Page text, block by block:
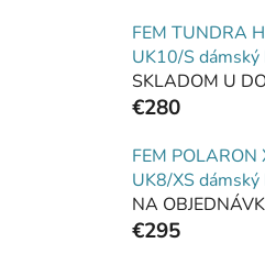
FEM TUNDRA
UK10/S
SKLADOM U
€280
FEM
UK8/XS
NA
€295